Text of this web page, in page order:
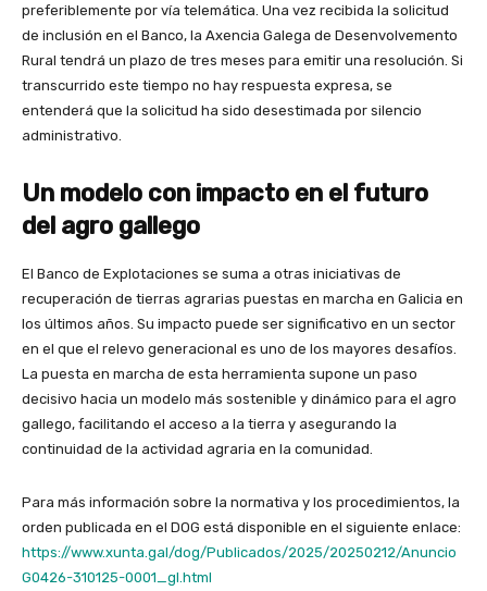
preferiblemente por vía telemática. Una vez recibida la solicitud
de inclusión en el Banco, la Axencia Galega de Desenvolvemento
Rural tendrá un plazo de tres meses para emitir una resolución. Si
transcurrido este tiempo no hay respuesta expresa, se
entenderá que la solicitud ha sido desestimada por silencio
administrativo.
Un modelo con impacto en el futuro
del agro gallego
El Banco de Explotaciones se suma a otras iniciativas de
recuperación de tierras agrarias puestas en marcha en Galicia en
los últimos años. Su impacto puede ser significativo en un sector
en el que el relevo generacional es uno de los mayores desafíos.
La puesta en marcha de esta herramienta supone un paso
decisivo hacia un modelo más sostenible y dinámico para el agro
gallego, facilitando el acceso a la tierra y asegurando la
continuidad de la actividad agraria en la comunidad.
Para más información sobre la normativa y los procedimientos, la
orden publicada en el DOG está disponible en el siguiente enlace:
https://www.xunta.gal/dog/Publicados/2025/20250212/Anuncio
G0426-310125-0001_gl.html